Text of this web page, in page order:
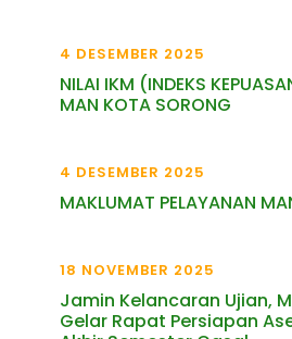
4 DESEMBER 2025
NILAI IKM (INDEKS
MAN KOTA SORONG
4 DESEMBER 2025
MAKLUMAT PELAYANAN
18 NOVEMBER 2025
Jamin Kelancaran Ujian,
Gelar Rapat Persiapan